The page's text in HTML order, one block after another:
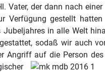
Vater, der dann nach
Verfügung gestellt
in alle Welt
sodaß wir auch
Angriff auf die Person des